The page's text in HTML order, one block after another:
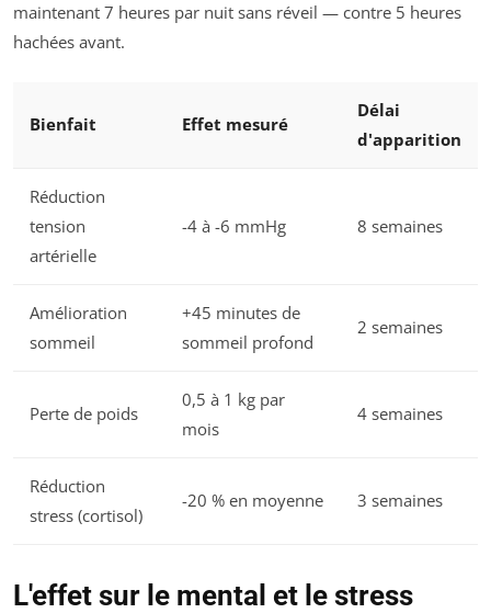
maintenant 7 heures par nuit sans réveil — contre 5 heures
hachées avant.
Bienfait Effet mesuré
Délai
d'apparition
Réduction
tension
artérielle
-4 à -6 mmHg 8 semaines
Amélioration
sommeil
+45 minutes de
sommeil profond
2 semaines
Perte de poids
0,5 à 1 kg par
mois
4 semaines
Réduction
stress (cortisol)
-20 % en moyenne 3 semaines
L'effet sur le mental et le stress